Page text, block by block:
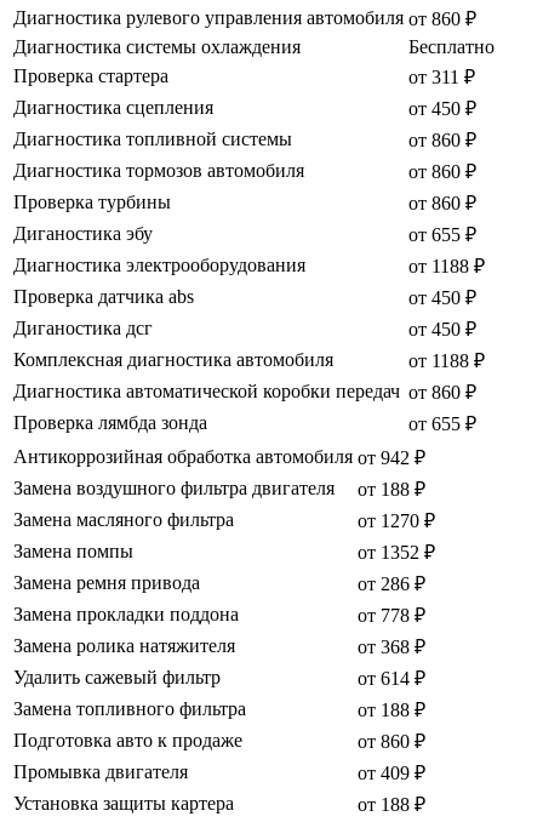
Диагностика рулевого управления автомобиля от 860 ₽
Диагностика системы охлаждения
Бесплатно
Проверка стартера
от 311 ₽
Диагностика сцепления
от 450 ₽
Диагностика топливной системы
от 860 ₽
Диагностика тормозов автомобиля
от 860 ₽
Проверка турбины
от 860 ₽
Диганостика эбу
от 655 ₽
Диагностика электрооборудования
от 1188 ₽
Проверка датчика abs
от 450 ₽
Диганостика дсг
от 450 ₽
Комплексная диагностика автомобиля
от 1188 ₽
Диагностика автоматической коробки передач от 860 ₽
Проверка лямбда зонда
от 655 ₽
Антикоррозийная обработка автомобиля от 942 ₽
Замена воздушного фильтра двигателя
от 188 ₽
Замена масляного фильтра
от 1270 ₽
Замена помпы
от 1352 ₽
Замена ремня привода
от 286 ₽
Замена прокладки поддона
от 778 ₽
Замена ролика натяжителя
от 368 ₽
Удалить сажевый фильтр
от 614 ₽
Замена топливного фильтра
от 188 ₽
Подготовка авто к продаже
от 860 ₽
Промывка двигателя
от 409 ₽
Установка защиты картера
от 188 ₽